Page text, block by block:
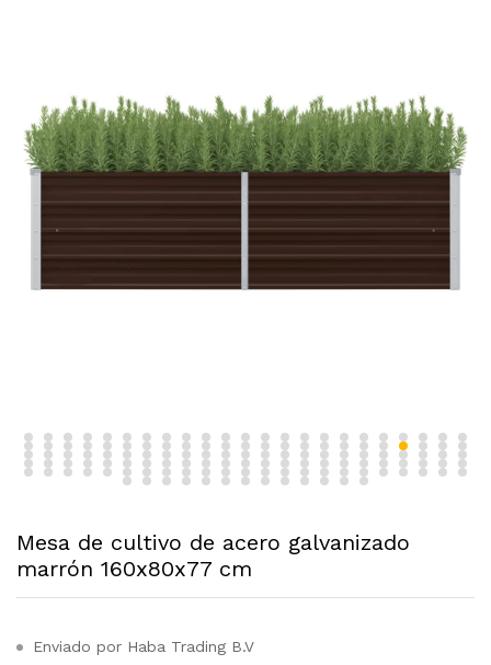
Mesa de cultivo de acero galvanizado
marrón 160x80x77 cm
Enviado por Haba Trading B.V